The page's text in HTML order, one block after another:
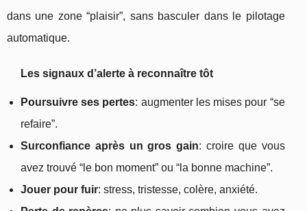
dans une zone “plaisir”, sans basculer dans le pilotage
automatique.
Les signaux d’alerte à reconnaître tôt
Poursuivre ses pertes: augmenter les mises pour “se
refaire”.
Surconfiance après un gros gain: croire que vous
avez trouvé “le bon moment” ou “la bonne machine”.
Jouer pour fuir: stress, tristesse, colère, anxiété.